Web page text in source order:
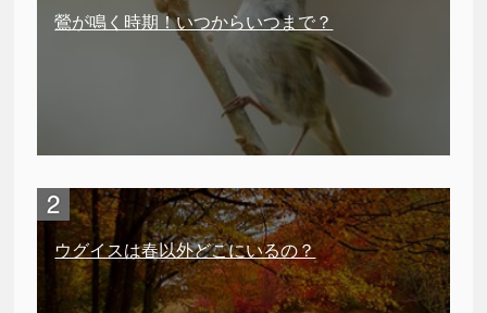
鶯が鳴く時期！いつからいつまで？
ウグイスは春以外どこにいるの？